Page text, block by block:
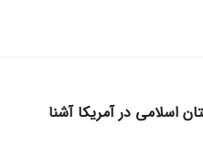
اسلامی در آمریکا آشنا